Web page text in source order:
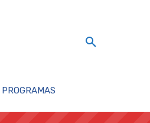
PROGRAMAS